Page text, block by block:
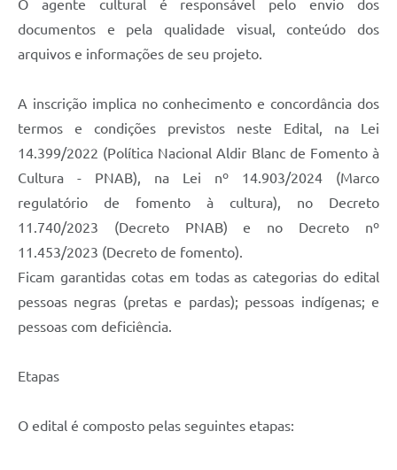
O agente cultural é responsável pelo envio dos
documentos e pela qualidade visual, conteúdo dos
arquivos e informações de seu projeto.
A inscrição implica no conhecimento e concordância dos
termos e condições previstos neste Edital, na Lei
14.399/2022 (Política Nacional Aldir Blanc de Fomento à
Cultura - PNAB), na Lei nº 14.903/2024 (Marco
regulatório de fomento à cultura), no Decreto
11.740/2023 (Decreto PNAB) e no Decreto nº
11.453/2023 (Decreto de fomento).
Ficam garantidas cotas em todas as categorias do edital
pessoas negras (pretas e pardas); pessoas indígenas; e
pessoas com deficiência.
Etapas
O edital é composto pelas seguintes etapas: